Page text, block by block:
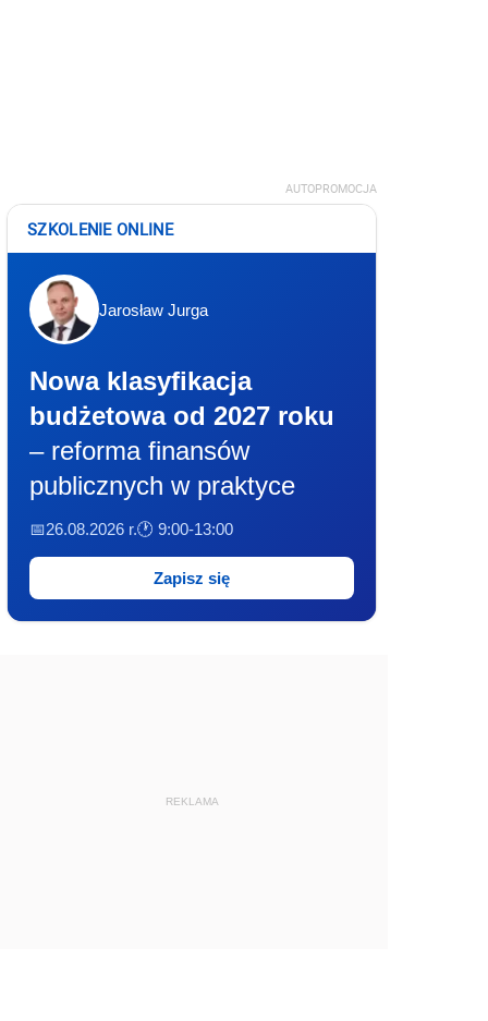
AUTOPROMOCJA
SZKOLENIE ONLINE
Jarosław Jurga
Nowa klasyfikacja
budżetowa od 2027 roku
– reforma finansów
publicznych w praktyce
📅26.08.2026 r.🕐 9:00-13:00
Zapisz się
REKLAMA